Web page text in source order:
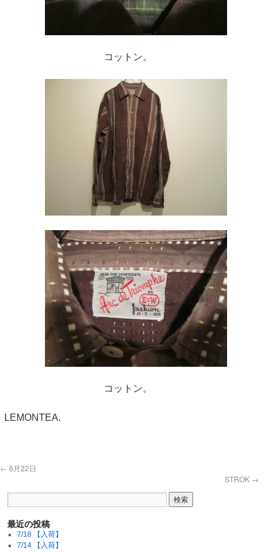
コットン。
コットン。
LEMONTEA.
← 6月22日
STROK →
最近の投稿
7/18 【入荷】
7/14 【入荷】